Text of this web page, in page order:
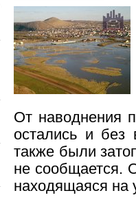
От наводнения
остались и без
также были
не сообщается.
находящаяся на